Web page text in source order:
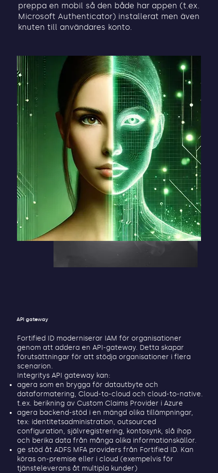
preppa en mobil så den både har appen (t.ex.
Microsoft Authenticator) installerat men även
knuten till användares konto.
API gateway
Fortified ID moderniserar IAM för organisationer
genom att addera en API-gateway. Detta skapar
förutsättningar för att stödja organisationer i flera
scenarion.
Integritys API gateway kan:
agera som en brygga för datautbyte och
dataformatering, Cloud-to-cloud och cloud-to-native.
t.ex. berikning av Custom Claims Provider i Azure
agera backend-stöd i en mängd olika tillämpningar,
tex: identitetsadministration, outsourced
configuration, självregistrering, kontosynk, slå ihop
och berika data från många olika informationskällor.
ge stöd åt ADFS MFA providers från Fortified ID. Kan
köras on-premise eller i cloud (exempelvis för
tjänsteleverans åt multipla kunder)